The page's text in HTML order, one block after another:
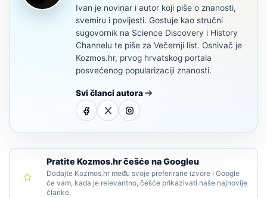
Ivan je novinar i autor koji piše o znanosti,
svemiru i povijesti. Gostuje kao stručni
sugovornik na Science Discovery i History
Channelu te piše za Večernji list. Osnivač je
Kozmos.hr, prvog hrvatskog portala
posvećenog popularizaciji znanosti.
Svi članci autora
Pratite Kozmos.hr češće na Googleu
Dodajte Kozmos.hr među svoje preferirane izvore i Google
će vam, kada je relevantno, češće prikazivati naše najnovije
članke.